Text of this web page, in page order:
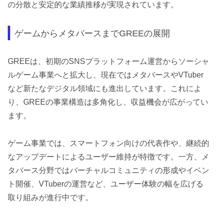
の分散と安定的な業績推移が実現されています。
ゲームからメタバースまでGREEの展開
GREEは、初期のSNSプラットフォーム運営からソーシャ
ルゲーム事業へと拡大し、現在ではメタバースやVTuber
など新たなデジタル領域にも進出しています。これによ
り、GREEの事業構造は多角化し、収益機会が広がってい
ます。
ゲーム事業では、スマートフォン向けの代表作や、継続的
なアップデートによるユーザー維持が特徴です。一方、メ
タバース分野ではバーチャルコミュニティの形成やイベン
ト開催、VTuberの運営など、ユーザー体験の幅を広げる
取り組みが進行中です。